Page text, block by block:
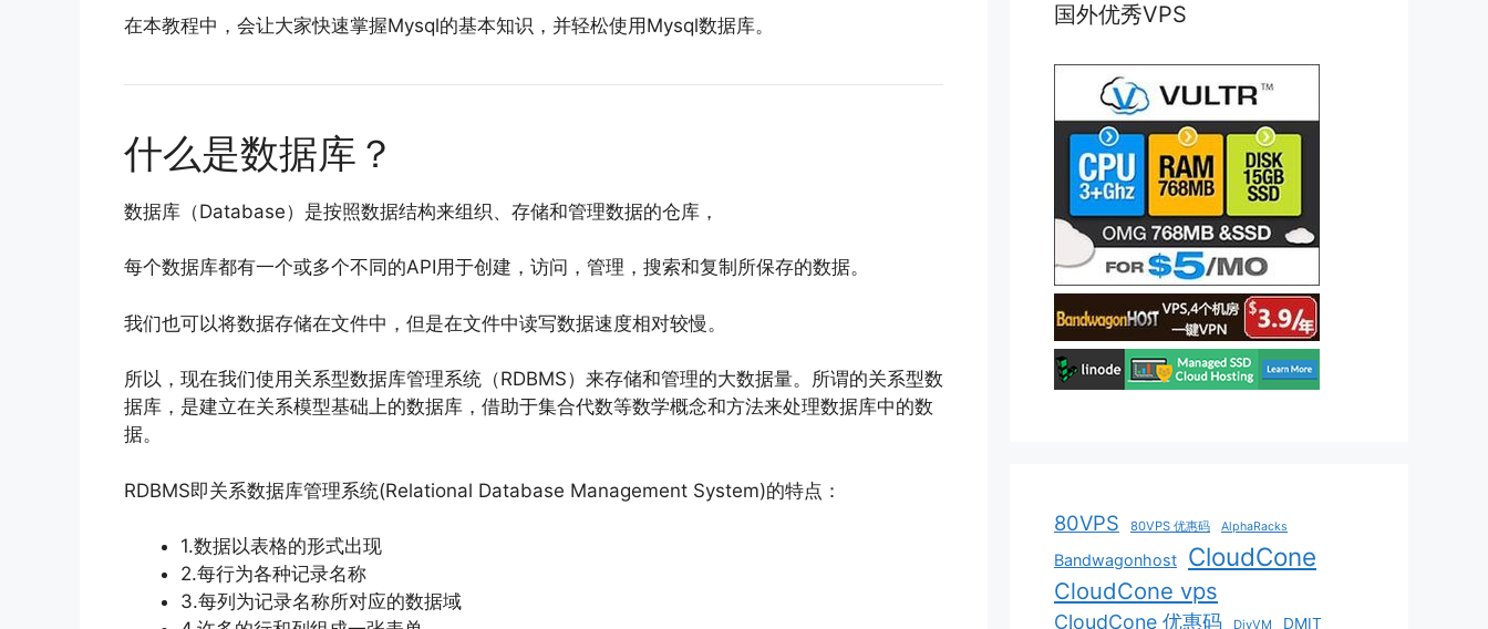
在本教程中，会让大家快速掌握Mysql的基本知识，并轻松使用Mysql数据库。
什么是数据库？
数据库（Database）是按照数据结构来组织、存储和管理数据的仓库，
每个数据库都有一个或多个不同的API用于创建，访问，管理，搜索和复制所保存的数据。
我们也可以将数据存储在文件中，但是在文件中读写数据速度相对较慢。
所以，现在我们使用关系型数据库管理系统（RDBMS）来存储和管理的大数据量。所谓的关系型数
据库，是建立在关系模型基础上的数据库，借助于集合代数等数学概念和方法来处理数据库中的数
据。
RDBMS即关系数据库管理系统(Relational Database Management System)的特点：
1.数据以表格的形式出现
2.每行为各种记录名称
3.每列为记录名称所对应的数据域
国外优秀VPS
80VPS 80VPS 优惠码 AlphaRacks
Bandwagonhost CloudCone
CloudCone vps
CloudCone 优惠码 DiyVM DMIT